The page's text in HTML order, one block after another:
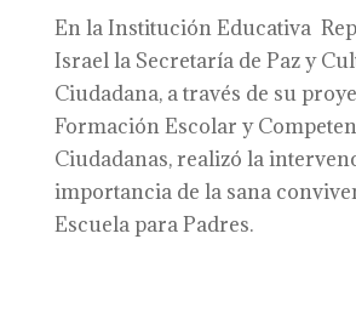
En la Institución Educativa
Israel la Secretaría de Paz y
Ciudadana, a través de su
Formación Escolar y
Ciudadanas, realizó la
importancia de la sana
Escuela para Padres.